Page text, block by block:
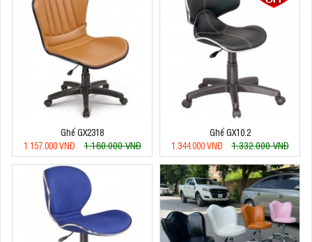
Ghế GX2318
1.157.000 VNĐ
1.160.000 VNĐ
Ghế GX10.2
1.344.000 VNĐ
1.332.000 VNĐ